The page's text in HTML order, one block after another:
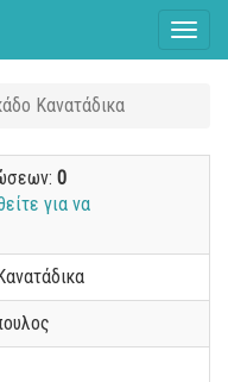
Κανατάδικα
0
για να